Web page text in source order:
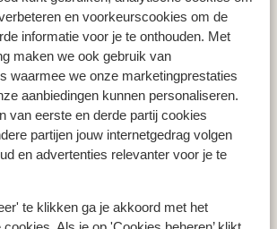
en voorkeurscookies om de
informatie voor je te onthouden. Met
maken we ook gebruik van
waarmee we onze marketingprestaties
aanbiedingen kunnen personaliseren.
van eerste en derde partij cookies
partijen jouw internetgedrag volgen
en advertenties relevanter voor je te
te klikken ga je akkoord met het
Vakantie Kreta
Vakantie Zakynthos
Vakantie Andalusië
Vakantie Algarve
Type vakantie
Zomervakantie